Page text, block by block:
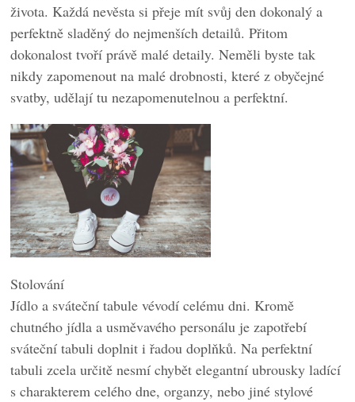
života. Každá nevěsta si přeje mít svůj den dokonalý a
perfektně sladěný do nejmenších detailů. Přitom
dokonalost tvoří právě malé detaily. Neměli byste tak
nikdy zapomenout na malé drobnosti, které z obyčejné
svatby, udělají tu nezapomenutelnou a perfektní.
Stolování
Jídlo a sváteční tabule vévodí celému dni. Kromě
chutného jídla a usměvavého personálu je zapotřebí
sváteční tabuli doplnit i řadou doplňků. Na perfektní
tabuli zcela určitě nesmí chybět elegantní ubrousky ladící
s charakterem celého dne, organzy, nebo jiné stylové